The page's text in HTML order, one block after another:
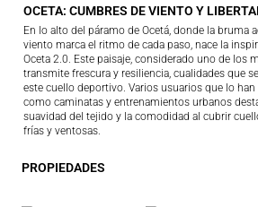
OCETA: CUMBRES DE VIENTO Y
En lo alto del páramo de Ocetá, donde la bruma
viento marca el ritmo de cada paso, nace la
Oceta 2.0. Este paisaje, considerado uno de los
transmite frescura y resiliencia, cualidades que
este cuello deportivo. Varios usuarios que lo
como caminatas y entrenamientos urbanos
suavidad del tejido y la comodidad al cubrir
frías y ventosas.
PROPIEDADES